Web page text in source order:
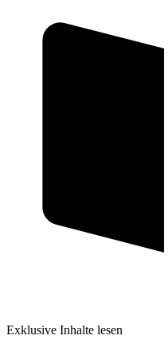
Exklusive Inhalte lesen